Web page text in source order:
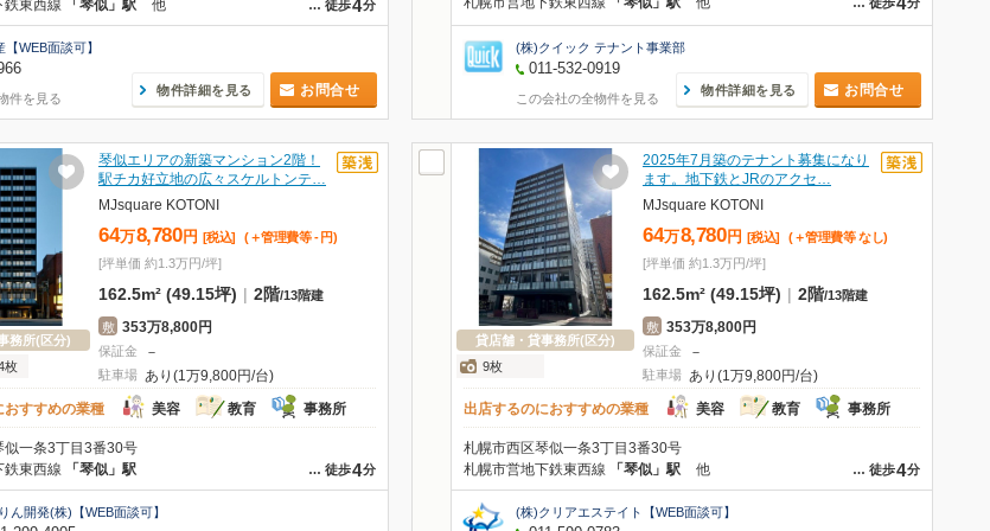
… 徒歩4分
鉄東西線 「琴似」駅 他
WEB面談可】
件を見る
物件詳細を見る お問合せ
(株)クイック テナント事業部
011-532-0919
この会社の全物件を見る
物件詳細を見る お問合せ
務所(区分)
枚
琴似エリアの新築マンション2階！
駅チカ好立地の広々スケルトンテ…
MJsquare KOTONI
64万8,780 円 [税込] (＋管理費等 - 円)
[坪単価 約1.3万円/坪]
162.5m² (49.15坪) | 2階/13階建
敷 353万8,800円
保証金 －
駐車場 あり(1万9,800円/台)
おすすめの業種
美容 教育 事務所
似一条3丁目3番30号
… 徒歩4分
鉄東西線 「琴似」駅
ん開発(株)【WEB面談可】
貸店舗・貸事務所(区分)
9枚
2025年7月築のテナント募集になり
ます。地下鉄とJRのアクセ…
MJsquare KOTONI
64万8,780 円 [税込] (＋管理費等 なし)
[坪単価 約1.3万円/坪]
162.5m² (49.15坪) | 2階/13階建
敷 353万8,800円
保証金 －
駐車場 あり(1万9,800円/台)
出店するのにおすすめの業種
美容 教育 事務所
札幌市西区琴似一条3丁目3番30号
… 徒歩4分
札幌市営地下鉄東西線 「琴似」駅 他
(株)クリアエステイト【WEB面談可】